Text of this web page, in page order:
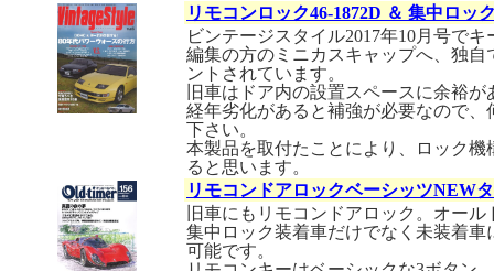
リモコンロック46-1872D ＆ 集中ロッ
ビンテージスタイル2017年10月号で
編集の方のミニカスキャップへ、独
ントされています。
旧車はドア内の設置スペースに余裕
経年劣化があると補強が必要なので
下さい。
本製品を取付たことにより、ロック
ると思います。
リモコンドアロックベーシッツNEW
旧車にもリモコンドアロック。オー
集中ロック装着車だけでなく未装着車
可能です。